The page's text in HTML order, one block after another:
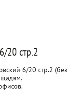
20 стр.2
6/20 стр.2 (без